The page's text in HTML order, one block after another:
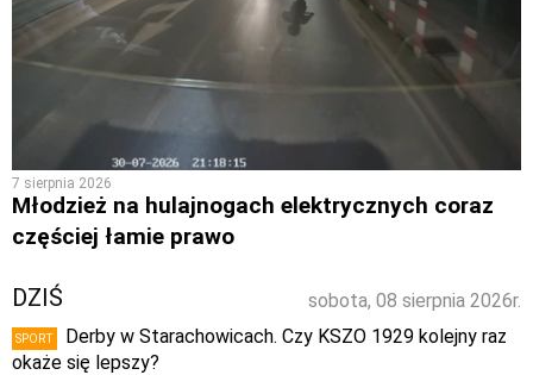
7 sierpnia 2026
Młodzież na hulajnogach elektrycznych coraz
częściej łamie prawo
sobota, 08 sierpnia 2026r.
DZIŚ
SPORT
Derby w Starachowicach. Czy KSZO 1929 kolejny raz
okaże się lepszy?